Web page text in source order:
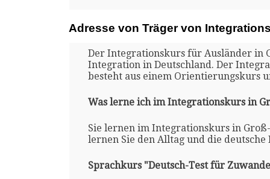
Adresse von Träger von
Der Integrationskurs für Ausländer in
Integration in Deutschland. Der
besteht aus einem Orientierungskurs
Was lerne ich im Integrationskurs in
Sie lernen im Integrationskurs in
lernen Sie den Alltag und die
Sprachkurs "Deutsch-Test für